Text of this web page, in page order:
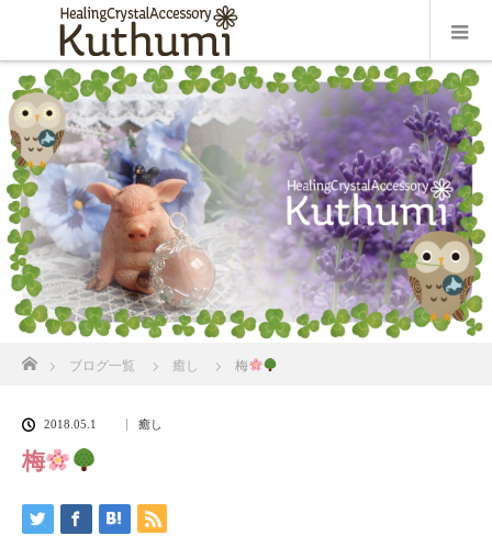
ブログ一覧 癒し 梅
2018.05.1 癒し
梅